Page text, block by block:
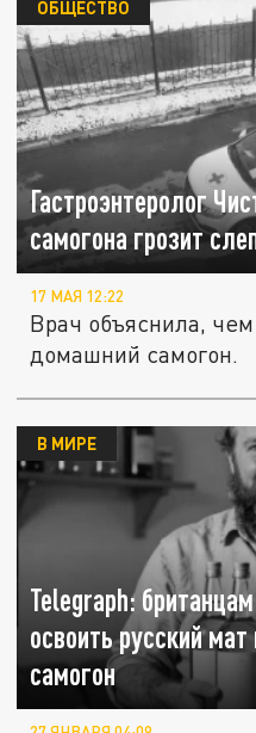
Гастроэнтеролог
самогона грозит
ОБЩЕСТВО
17 МАЯ 12:22
Врач объяснила,
домашний самогон.
Telegraph:
освоить русский
самогон
В МИРЕ